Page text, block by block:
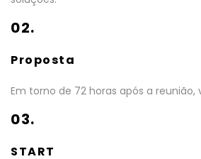
02.
Proposta
Em torno de 72 horas após a
03.
START